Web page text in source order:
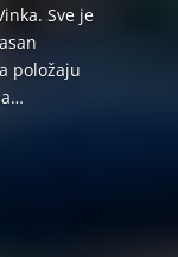
Sve je
položaju